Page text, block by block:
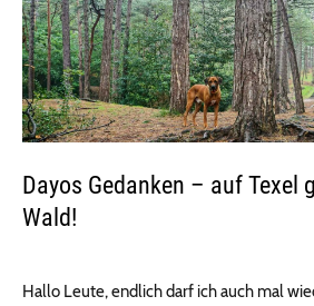
Dayos Gedanken – auf Texel
Wald!
Hallo Leute, endlich darf ich auch mal